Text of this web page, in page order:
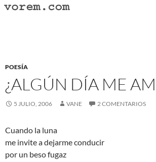
Saltar
POESÍA
¿ALGÚN DÍA ME
5 JULIO, 2006 VANE 2 COMENTARIOS
Cuando la luna
me invite a dejarme conducir
por un beso fugaz